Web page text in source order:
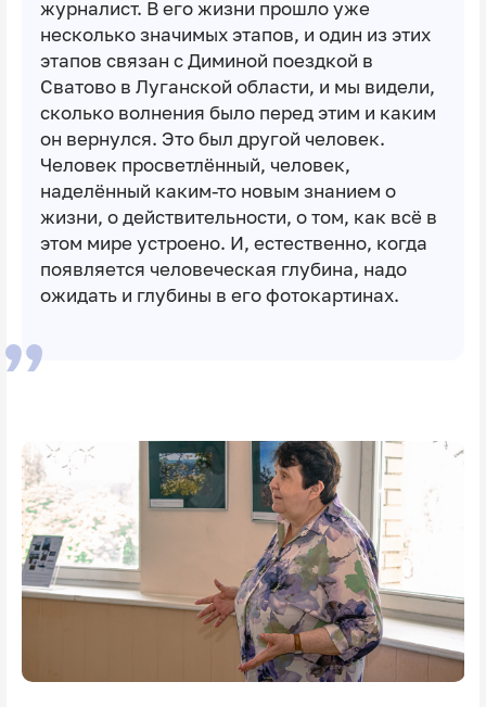
журналист. В его жизни прошло уже
несколько значимых этапов, и один из этих
этапов связан с Диминой поездкой в
Сватово в Луганской области, и мы видели,
сколько волнения было перед этим и каким
он вернулся. Это был другой человек.
Человек просветлённый, человек,
наделённый каким-то новым знанием о
жизни, о действительности, о том, как всё в
этом мире устроено. И, естественно, когда
появляется человеческая глубина, надо
ожидать и глубины в его фотокартинах.